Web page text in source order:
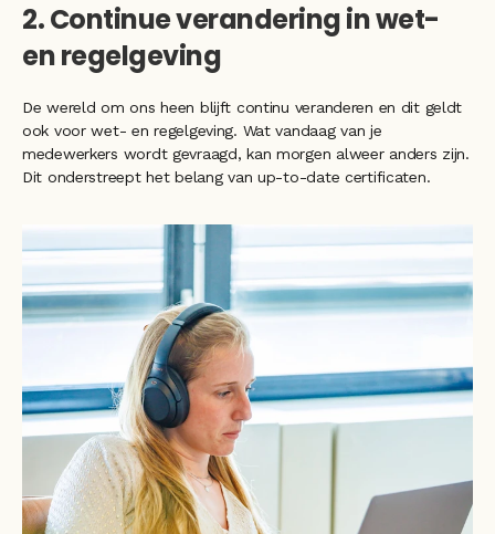
2. Continue verandering in wet-
en regelgeving
De wereld om ons heen blijft continu veranderen en dit geldt
ook voor wet- en regelgeving. Wat vandaag van je
medewerkers wordt gevraagd, kan morgen alweer anders zijn.
Dit onderstreept het belang van up-to-date certificaten.